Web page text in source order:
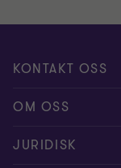
KONTAKT OSS
Medarbeidere
Kontakt oss
OM OSS
Om oss
JURIDISK